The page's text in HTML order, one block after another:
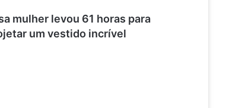
mulher levou 61 horas para
um vestido incrível